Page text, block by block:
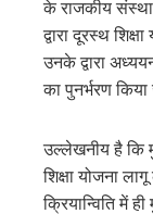
के राजकीय
द्वारा दूरस्थ
उनके द्वारा
का पुनर्भरण किया
उल्लेखनीय है कि
शिक्षा योजना
क्रियान्विति में